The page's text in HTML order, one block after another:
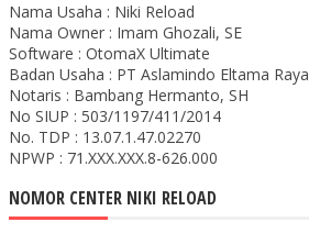
Nama Usaha : Niki Reload
Nama Owner : Imam Ghozali, SE
Software : OtomaX Ultimate
Badan Usaha : PT Aslamindo Eltama Raya
Notaris : Bambang Hermanto, SH
No SIUP : 503/1197/411/2014
No. TDP : 13.07.1.47.02270
NPWP : 71.XXX.XXX.8-626.000
NOMOR CENTER NIKI RELOAD